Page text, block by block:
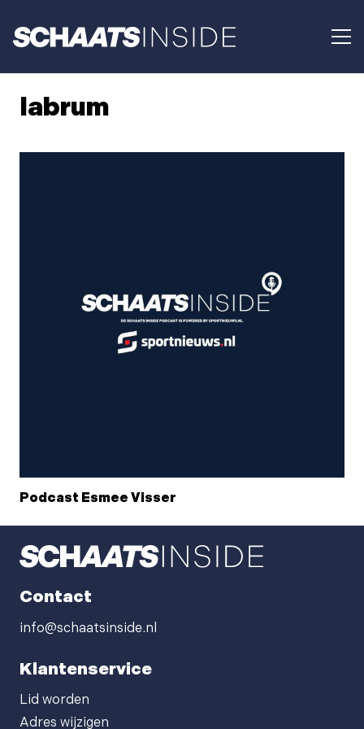
labrum
Podcast Esmee Visser
Contact
info@schaatsinside.nl
Klantenservice
Lid worden
Adres wijzigen